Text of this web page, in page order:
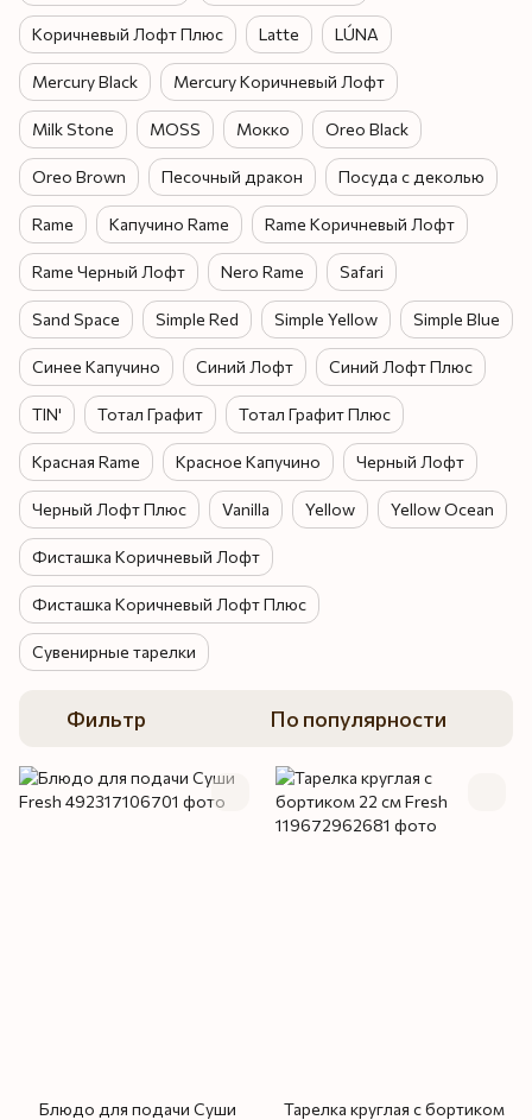
Коричневый Лофт Плюс Latte LÚNA
Mercury Black Mercury Коричневый Лофт
Milk Stone MOSS Мокко Oreo Black
Oreo Brown Песочный дракон Посуда с деколью
Rame Капучино Rame Rame Коричневый Лофт
Rame Черный Лофт Nero Rame Safari
Sand Space Simple Red Simple Yellow Simple Blue
Синее Капучино Синий Лофт Синий Лофт Плюс
TIN' Тотал Графит Тотал Графит Плюс
Красная Rame Красное Капучино Черный Лофт
Черный Лофт Плюс Vanilla Yellow Yellow Ocean
Фисташка Коричневый Лофт
Фисташка Коричневый Лофт Плюс
Сувенирные тарелки
Фильтр По популярности
Блюдо для подачи Суши
Тарелка круглая с бортиком